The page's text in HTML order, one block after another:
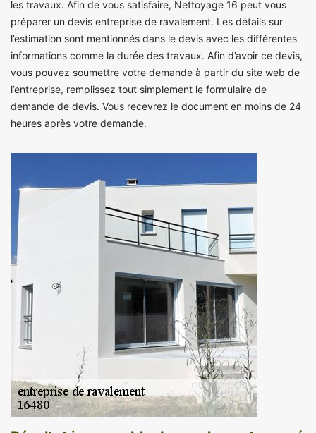
les travaux. Afin de vous satisfaire, Nettoyage 16 peut vous
préparer un devis entreprise de ravalement. Les détails sur
l’estimation sont mentionnés dans le devis avec les différentes
informations comme la durée des travaux. Afin d’avoir ce devis,
vous pouvez soumettre votre demande à partir du site web de
l’entreprise, remplissez tout simplement le formulaire de
demande de devis. Vous recevrez le document en moins de 24
heures après votre demande.